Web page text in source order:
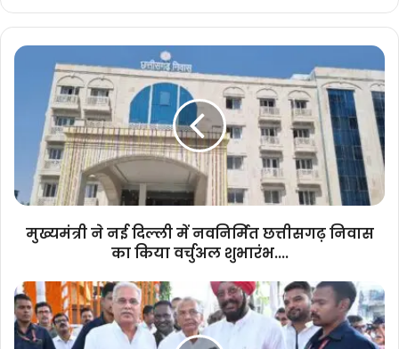
मुख्यमंत्री
नवनिर्मित
छत्तीसगढ़
निवास
का
वर्चुअल
मुख्यमंत्री ने नई दिल्ली में नवनिर्मित छत्तीसगढ़ निवास
का किया वर्चुअल शुभारंभ....
गढ़बो
नवा
छत्तीसगढ़